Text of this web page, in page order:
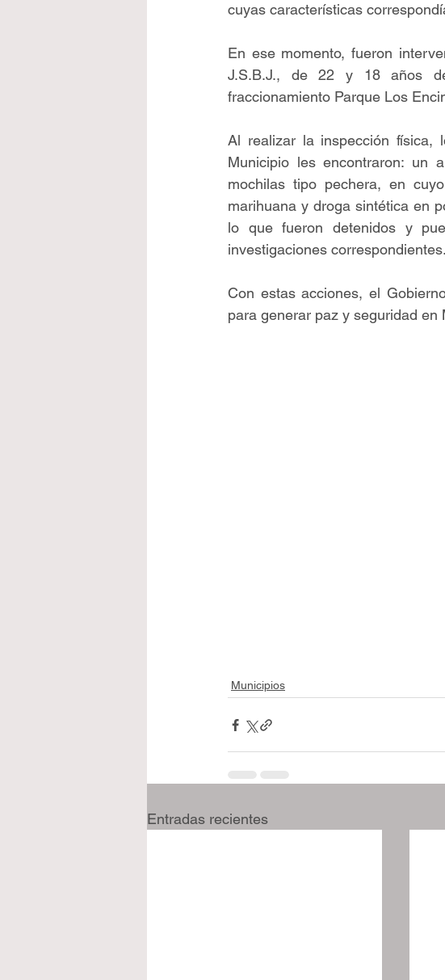
cuyas características
En ese momento, fueron
J.S.B.J., de 22 y 18 años
fraccionamiento Parque Los
Al realizar la inspección física,
Municipio les encontraron: un
mochilas tipo pechera, en
marihuana y droga sintética en
lo que fueron detenidos y
investigaciones correspondientes.
Con estas acciones, el
para generar paz y seguridad
Municipios
Entradas recientes